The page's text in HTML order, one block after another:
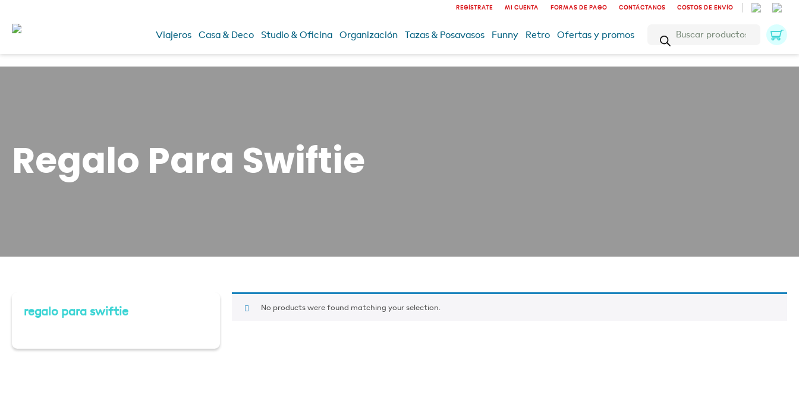
REGÍSTRATE MI CUENTA FORMAS DE PAGO CONTÁCTANOS COSTOS DE ENVÍO
Viajeros Casa & Deco Studio & Oficina Organización Tazas & Posavasos Funny Retro Ofertas y promos
Búsqueda
productos
Regalo Para Swiftie
regalo para swiftie No products were found matching your selection.